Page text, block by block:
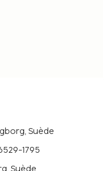
Suède
1795